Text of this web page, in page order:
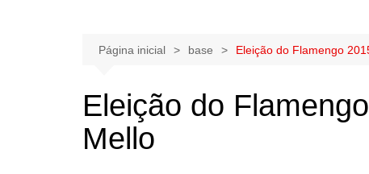
Política de privacidadeGilson Lima
Página inicial base Eleição do Flamengo
Eleição do
Mello